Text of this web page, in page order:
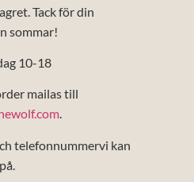
Tack för din
sommar!
10-18
mailas till
.
telefonnummervi kan